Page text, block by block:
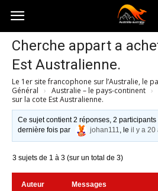
Australia-
australie.com
Cherche appart a
Est Australienne.
Le 1er site francophone sur l’Australie, le
Général › Australie – le pays-continent ›
sur la cote Est Australienne.
Ce sujet contient 2 réponses, 2
dernière fois par
johan111, leil y a 20
3 sujets de 1 à 3 (sur un total de 3)
Auteur Messages